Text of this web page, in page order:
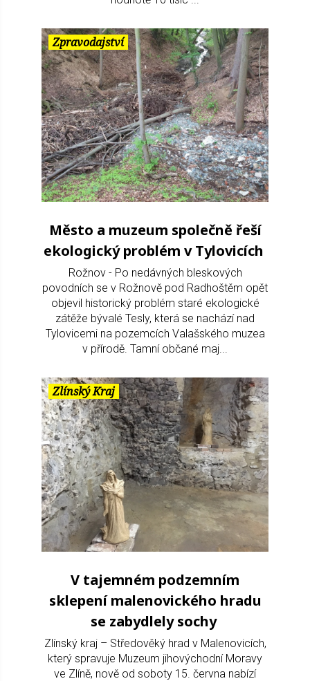
Zpravodajství
Město a muzeum společně řeší
ekologický problém v Tylovicích
Rožnov - Po nedávných bleskových
povodních se v Rožnově pod Radhoštěm opět
objevil historický problém staré ekologické
zátěže bývalé Tesly, která se nachází nad
Tylovicemi na pozemcích Valašského muzea
v přírodě. Tamní občané maj...
Zlínský Kraj
V tajemném podzemním
sklepení malenovického hradu
se zabydlely sochy
Zlínský kraj – Středověký hrad v Malenovicích,
který spravuje Muzeum jihovýchodní Moravy
ve Zlíně, nově od soboty 15. června nabízí